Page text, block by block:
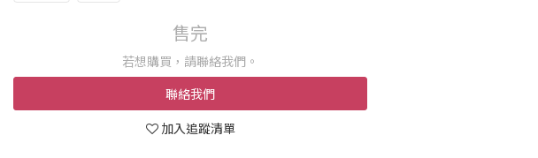
售完
若想購買，請聯絡我們。
聯絡我們
加入追蹤清單